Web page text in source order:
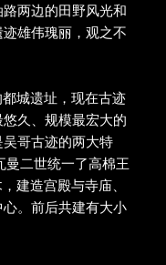
两边的田野风光和
雄伟瑰丽，观之不
城遗址，现在古迹
久、规模最宏大的
哥古迹的两大特
曼二世统一了高棉王
建造宫殿与寺庙、
。前后共建有大小